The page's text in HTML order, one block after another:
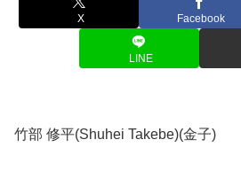
X Facebook
LINE
竹部 修平(Shuhei Takebe)(金子)